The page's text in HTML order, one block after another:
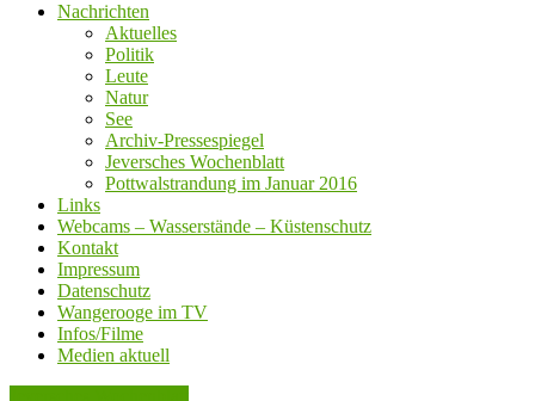
Nachrichten
Aktuelles
Politik
Leute
Natur
See
Archiv-Pressespiegel
Jeversches Wochenblatt
Pottwalstrandung im Januar 2016
Links
Webcams – Wasserstände – Küstenschutz
Kontakt
Impressum
Datenschutz
Wangerooge im TV
Infos/Filme
Medien aktuell